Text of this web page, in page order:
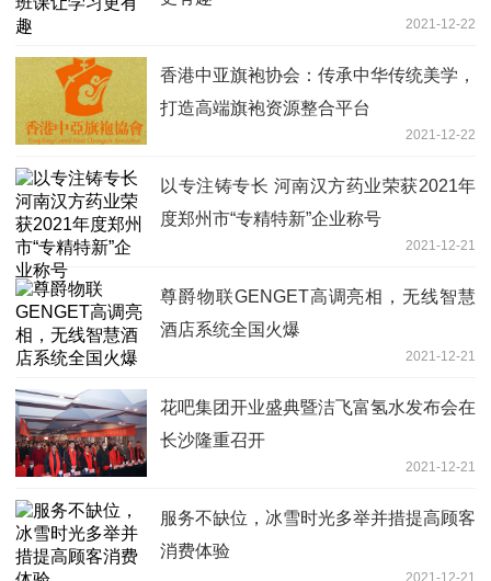
2021-12-22
香港中亚旗袍协会：传承中华传统美学，
打造高端旗袍资源整合平台
2021-12-22
以专注铸专长 河南汉方药业荣获2021年
度郑州市“专精特新”企业称号
2021-12-21
尊爵物联GENGET高调亮相，无线智慧
酒店系统全国火爆
2021-12-21
花吧集团开业盛典暨洁飞富氢水发布会在
长沙隆重召开
2021-12-21
服务不缺位，冰雪时光多举并措提高顾客
消费体验
2021-12-21